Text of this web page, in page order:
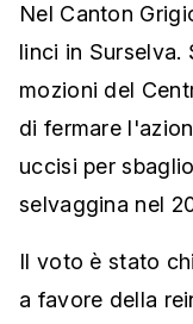
Nel Canton
linci in
mozioni del
di fermare
uccisi per
selvaggina nel
Il voto è stato
a favore della